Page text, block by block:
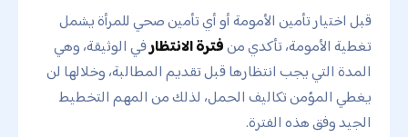
قبل اختيار تأمين الأمومة أو أي تأمين صحي للمرأة يشمل
تغطية الأمومة، تأكدي منفترة الانتظارفي الوثيقة، وهي
المدة التي يجب انتظارها قبل تقديم المطالبة، وخلالها لن
يغطي المؤمن تكاليف الحمل، لذلك من المهم التخطيط
الجيد وفق هذه الفترة.